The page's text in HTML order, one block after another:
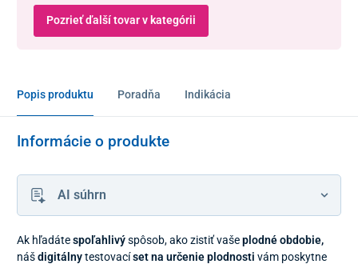
Pozrieť ďalší tovar v kategórii
Popis produktu Poradňa Indikácia
Informácie o produkte
AI súhrn
Ak hľadátespoľahlivýspôsob, ako zistiť vašeplodné obdobie,
nášdigitálnytestovacíset na určenie plodnosti vám poskytne